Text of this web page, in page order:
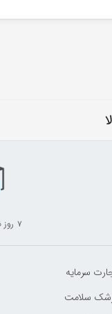
۷ روز ضمانت بازگشت
سرمایه
سلامت